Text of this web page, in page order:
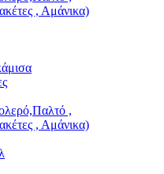
, Αμάνικα)
,
, Αμάνικα)